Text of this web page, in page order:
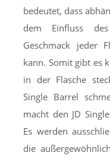
bedeutet, dass
dem Einfluss
Geschmack jeder
kann. Somit gibt es
in der Flasche
Single Barrel
macht den JD
Es werden
die